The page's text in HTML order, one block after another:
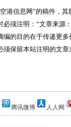
信息网”的稿件，其
须注明：“文章来源
编的目的在于传递更
保留本站注明的文
腾讯微博 人人网